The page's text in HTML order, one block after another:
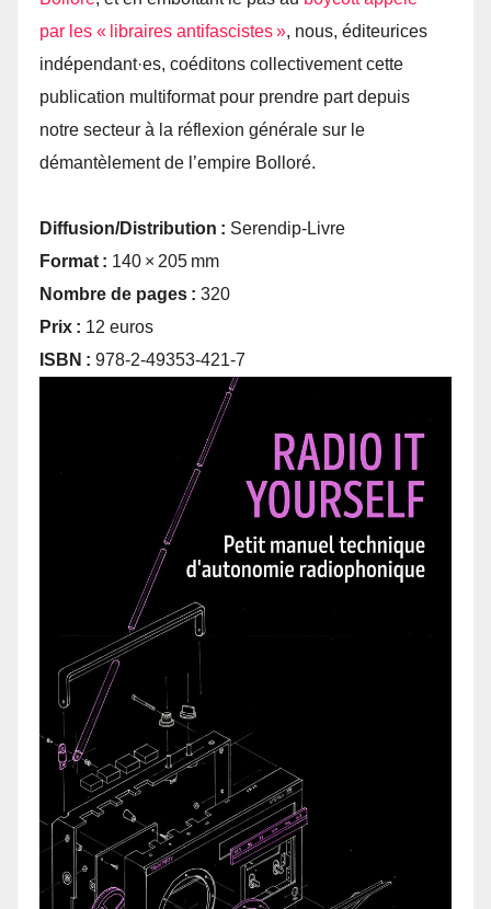
par les « libraires antifascistes », nous, éditeurices
indépendant·es, coéditons collectivement cette
publication multiformat pour prendre part depuis
notre secteur à la réflexion générale sur le
démantèlement de l’empire Bolloré.
Diffusion/Distribution : Serendip-Livre
Format : 140 × 205 mm
Nombre de pages : 320
Prix : 12 euros
ISBN : 978-2-49353-421-7